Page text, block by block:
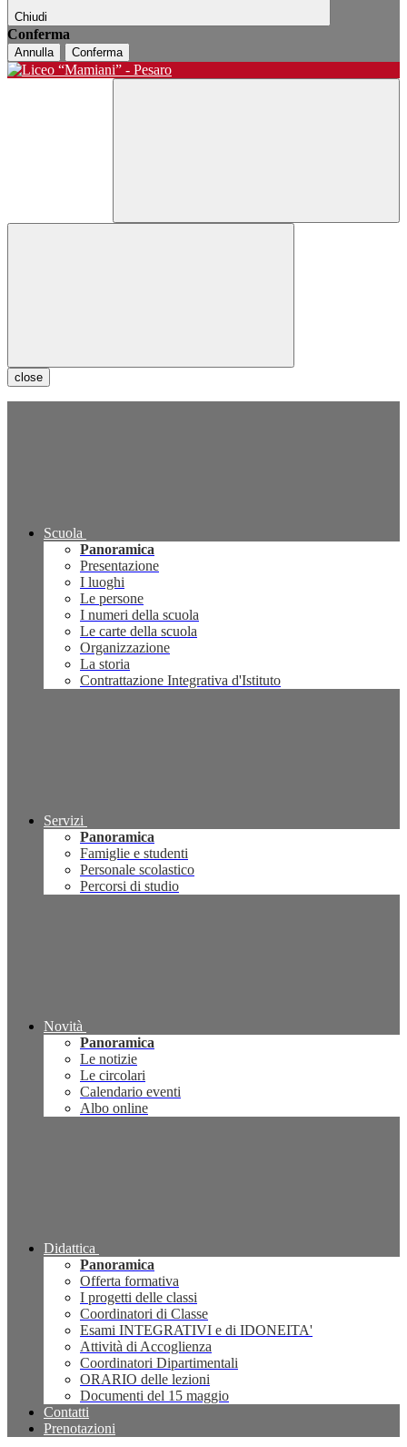
Chiudi
Conferma
Annulla Conferma
close
Scuola
Panoramica
Presentazione
I luoghi
Le persone
I numeri della scuola
Le carte della scuola
Organizzazione
La storia
Contrattazione Integrativa d'Istituto
Servizi
Panoramica
Famiglie e studenti
Personale scolastico
Percorsi di studio
Novità
Panoramica
Le notizie
Le circolari
Calendario eventi
Albo online
Didattica
Panoramica
Offerta formativa
I progetti delle classi
Coordinatori di Classe
Esami INTEGRATIVI e di IDONEITA'
Attività di Accoglienza
Coordinatori Dipartimentali
ORARIO delle lezioni
Documenti del 15 maggio
Contatti
Prenotazioni